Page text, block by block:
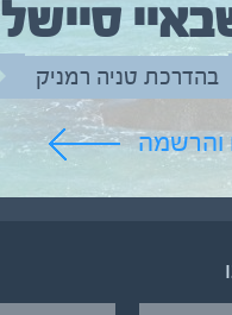
סיישל
בהדרכת טניה רמניק
והרשמה